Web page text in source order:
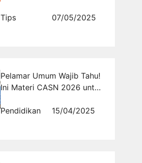
Tips
07/05/2025
Pelamar Umum Wajib Tahu!
Ini Materi CASN 2026 untuk
Pendidikan
15/04/2025